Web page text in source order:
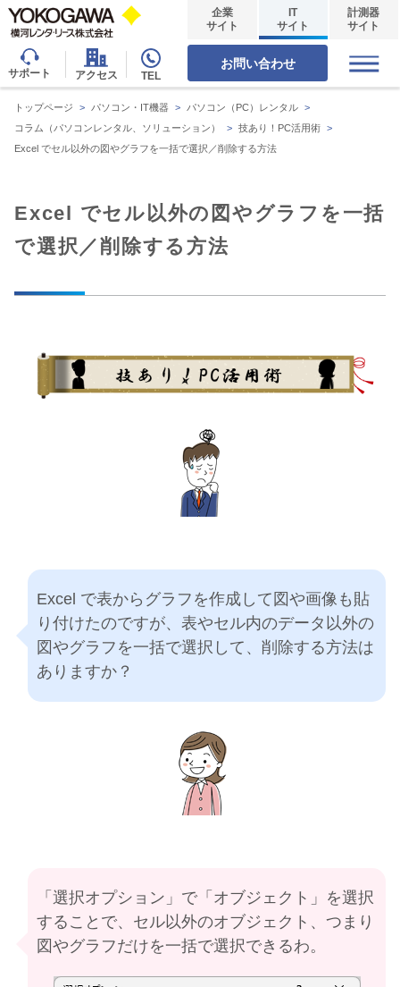
サポート アクセス TEL
企業
サイト
IT
サイト
計測器
サイト
お問い合わせ
トップページ > パソコン・IT機器 > パソコン（PC）レンタル >
コラム（パソコンレンタル、ソリューション）
> 技あり！PC活用術 >
Excel でセル以外の図やグラフを一括で選択／削除する方法
Excel でセル以外の図やグラフを一括
で選択／削除する方法
Excel で表からグラフを作成して図や画像も貼
り付けたのですが、表やセル内のデータ以外の
図やグラフを一括で選択して、削除する方法は
ありますか？
「選択オプション」で「オブジェクト」を選択
することで、セル以外のオブジェクト、つまり
図やグラフだけを一括で選択できるわ。